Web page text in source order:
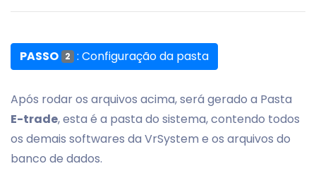
PASSO 2 : Configuração da pasta
Após rodar os arquivos acima, será gerado a Pasta
E-trade, esta é a pasta do sistema, contendo todos
os demais softwares da VrSystem e os arquivos do
banco de dados.